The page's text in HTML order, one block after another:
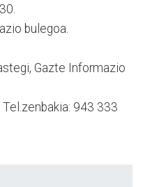
bulegoa.
Gazte Informazio
943 333